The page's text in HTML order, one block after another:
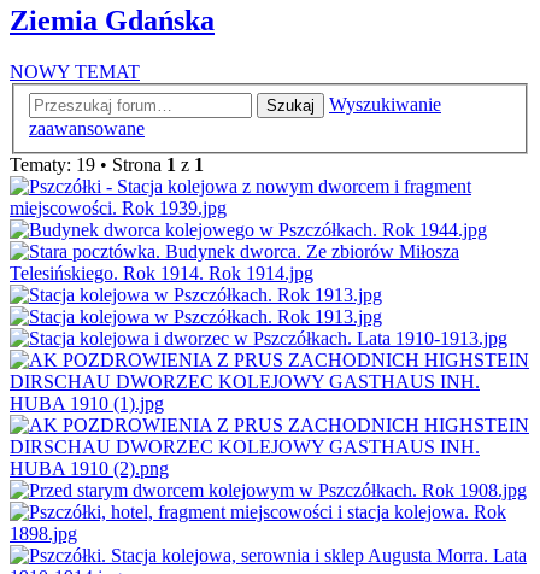
Ziemia Gdańska
NOWY TEMAT
Szukaj
Wyszukiwanie
zaawansowane
Tematy: 19 • Strona 1 z 1